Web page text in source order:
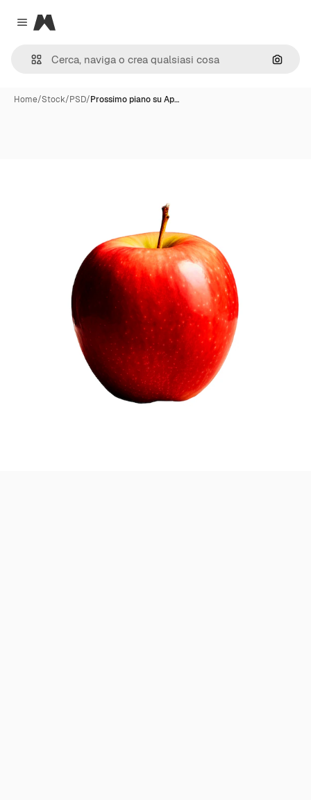
Close menu
Magnific
Cerca
Home/Stock/PSD/Prossimo piano su Ap…